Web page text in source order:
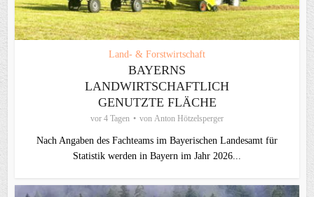
Land- & Forstwirtschaft
BAYERNS
LANDWIRTSCHAFTLICH
GENUTZTE FLÄCHE
vor 4 Tagen von Anton Hötzelsperger
Nach Angaben des Fachteams im Bayerischen Landesamt für
Statistik werden in Bayern im Jahr 2026...